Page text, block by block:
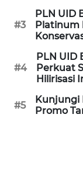
#3
PLN UID
Platinum
#4
PLN UID
Perkuat
Hilirisasi
#5
Kunjungi
Promo
WN
BINJAI
WN
CIREBON
WN